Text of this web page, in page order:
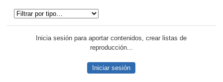
Inicia sesión para aportar contenidos, crear listas de
reproducción...
Iniciar sesión